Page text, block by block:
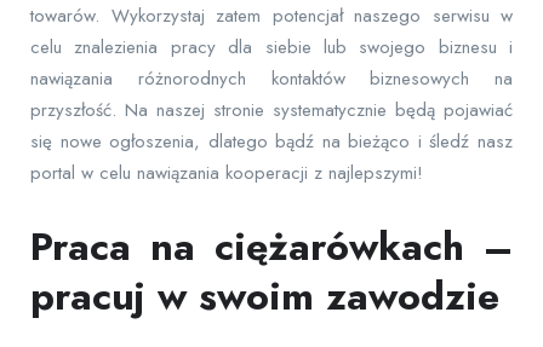
towarów. Wykorzystaj zatem potencjał naszego serwisu w
celu znalezienia pracy dla siebie lub swojego biznesu i
nawiązania różnorodnych kontaktów biznesowych na
przyszłość. Na naszej stronie systematycznie będą pojawiać
się nowe ogłoszenia, dlatego bądź na bieżąco i śledź nasz
portal w celu nawiązania kooperacji z najlepszymi!
Praca na ciężarówkach –
pracuj w swoim zawodzie